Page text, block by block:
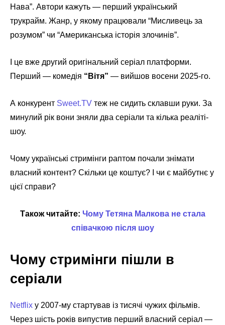
Нава”. Автори кажуть — перший український
трукрайм. Жанр, у якому працювали “Мисливець за
розумом” чи “Американська історія злочинів”.
І це вже другий оригінальний серіал платформи.
Перший — комедія “Вітя” — вийшов восени 2025-го.
А конкурент Sweet.TV теж не сидить склавши руки. За
минулий рік вони зняли два серіали та кілька реаліті-
шоу.
Чому українські стримінги раптом почали знімати
власний контент? Скільки це коштує? І чи є майбутнє у
цієї справи?
Також читайте: Чому Тетяна Малкова не стала
співачкою після шоу
Чому стримінги пішли в
серіали
Netflix у 2007-му стартував із тисячі чужих фільмів.
Через шість років випустив перший власний серіал —